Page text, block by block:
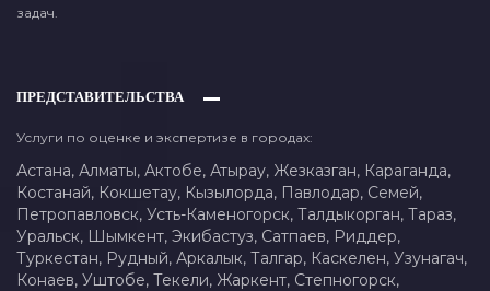
задач.
ПРЕДСТАВИТЕЛЬСТВА
Услуги по оценке и экспертизе в городах:
Астана, Алматы, Актобе, Атырау, Жезказган, Караганда,
Костанай, Кокшетау, Кызылорда, Павлодар, Семей,
Петропавловск, Усть-Каменогорск, Талдыкорган, Тараз,
Уральск, Шымкент, Экибастуз, Сатпаев, Риддер,
Туркестан, Рудный, Аркалык, Талгар, Каскелен, Узунагач,
Конаев, Уштобе, Текели, Жаркент, Степногорск,